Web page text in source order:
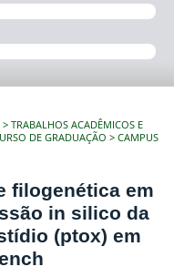
TRABALHOS ACADÊMICOS E
DE GRADUAÇÃO
CAMPUS
filogenética em
in silico da
(ptox) em